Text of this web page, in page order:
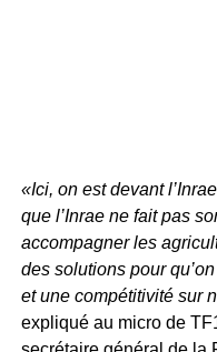
«Ici, on est devant
que l’Inrae ne fait pas
accompagner les
des solutions pour
et une compétitivité sur
expliqué au micro de